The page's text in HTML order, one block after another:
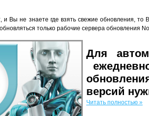
и Вы не знаете где взять свежие обновления, то
только рабочие сервера обновления
Для
версий
Читать полностью »